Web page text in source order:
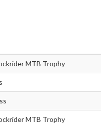
MTB Trophy
MTB Trophy